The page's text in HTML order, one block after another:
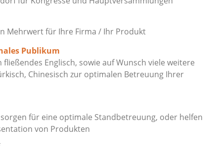
Mehrwert für Ihre Firma / Ihr Produkt
Publikum
Englisch, sowie auf Wunsch viele weitere
Chinesisch zur optimalen Betreuung Ihrer
für eine optimale Standbetreuung, oder helfen
von Produkten